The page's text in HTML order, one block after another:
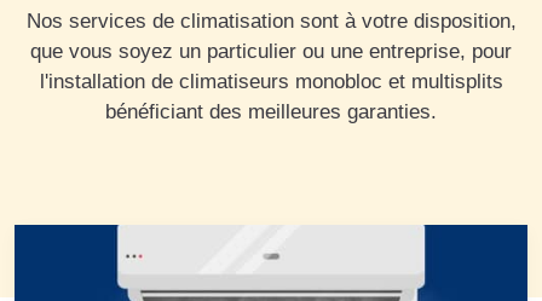
Nos services de climatisation sont à votre disposition,
que vous soyez un particulier ou une entreprise, pour
l'installation de climatiseurs monobloc et multisplits
bénéficiant des meilleures garanties.